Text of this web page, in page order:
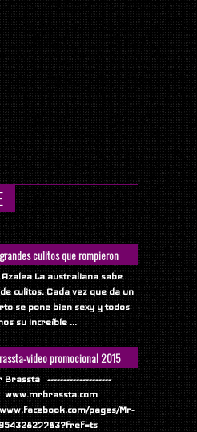
culitos que rompieron
Internet
La australiana sabe
culitos. Cada vez que da un
se pone bien sexy y todos
su increíble ...
video promocional 2015
Brassta --------------------
www.mrbrassta.com
pages/Mr-